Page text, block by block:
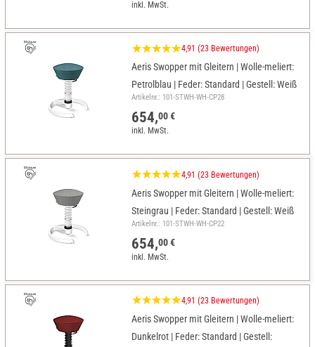
inkl. MwSt.
4,91 (23 Bewertungen)
Aeris Swopper mit Gleitern | Wolle-meliert:
Petrolblau | Feder: Standard | Gestell: Weiß
Artikelnr.: 101-STWH-WH-CP28
654,00 €
inkl. MwSt.
4,91 (23 Bewertungen)
Aeris Swopper mit Gleitern | Wolle-meliert:
Steingrau | Feder: Standard | Gestell: Weiß
Artikelnr.: 101-STWH-WH-CP22
654,00 €
inkl. MwSt.
4,91 (23 Bewertungen)
Aeris Swopper mit Gleitern | Wolle-meliert:
Dunkelrot | Feder: Standard | Gestell: